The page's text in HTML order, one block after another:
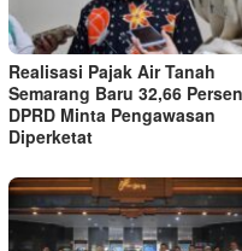
Realisasi Pajak Air Tanah
Semarang Baru 32,66
DPRD Minta Pengawasan
Diperketat